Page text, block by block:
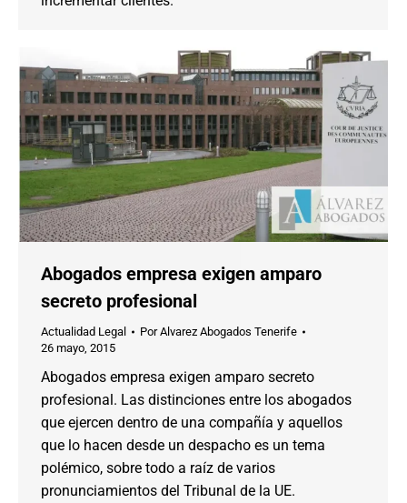
Abogados empresa exigen amparo
secreto profesional
Actualidad Legal PorAlvarez Abogados Tenerife
26 mayo, 2015
Abogados empresa exigen amparo secreto
profesional. Las distinciones entre los abogados
que ejercen dentro de una compañía y aquellos
que lo hacen desde un despacho es un tema
polémico, sobre todo a raíz de varios
pronunciamientos del Tribunal de la UE.